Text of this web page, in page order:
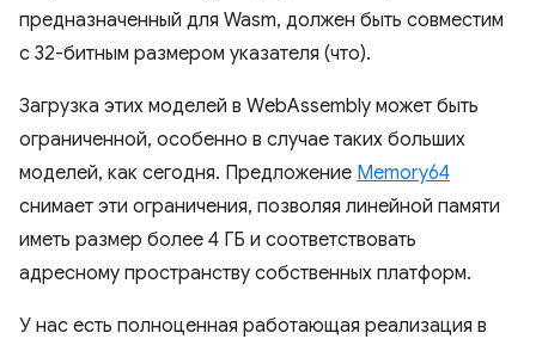
предназначенный для Wasm, должен быть совместим
с 32-битным размером указателя (что).
Загрузка этих моделей в WebAssembly может быть
ограниченной, особенно в случае таких больших
моделей, как сегодня. Предложение Memory64
снимает эти ограничения, позволяя линейной памяти
иметь размер более 4 ГБ и соответствовать
адресному пространству собственных платформ.
У нас есть полноценная работающая реализация в